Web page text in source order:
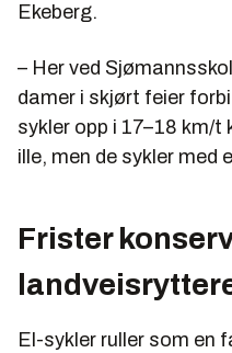
Ekeberg.
– Her ved
damer i skjørt feier
sykler opp i 17–18 km/
ille, men de sykler med
Frister
El-sykler ruller som en